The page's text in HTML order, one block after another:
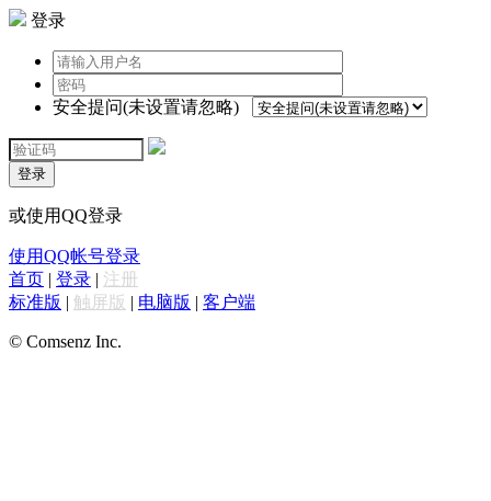
登录
安全提问(未设置请忽略)
登录
或使用QQ登录
使用QQ帐号登录
首页 | 登录 | 注册
标准版 | 触屏版 | 电脑版 | 客户端
© Comsenz Inc.